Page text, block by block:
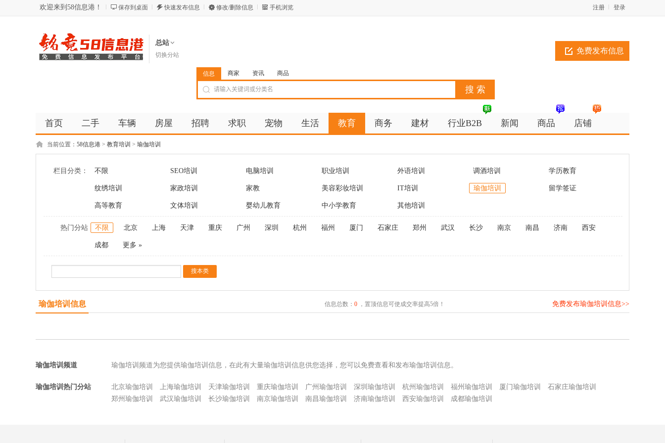
欢迎来到58信息港！ 保存到桌面 快速发布信息 修改/删除信息 手机浏览 登录
注册
总站
切换分站 免费发布信息
信息 商家 资讯 商品
首页 二手 车辆 房屋 招聘 求职 宠物 生活 教育 商务 建材 行业B2B 新闻 商品 店铺
当前位置： 58信息港 > 教育培训 > 瑜伽培训
栏目分类： 不限 SEO培训 电脑培训 职业培训 外语培训 调酒培训 学历教育
纹绣培训 家政培训 家教 美容彩妆培训 IT培训 瑜伽培训 留学签证
高等教育 文体培训 婴幼儿教育 中小学教育 其他培训
热门分站 不限 北京 上海 天津 重庆 广州 深圳 杭州 福州 厦门 石家庄 郑州 武汉 长沙 南京 南昌 济南 西安
成都 更多 »
瑜伽培训信息 信息总数： 0，置顶信息可使成交率提高5倍！ 免费发布瑜伽培训信息>>
瑜伽培训频道 瑜伽培训频道为您提供瑜伽培训信息，在此有大量瑜伽培训信息供您选择，您可以免费查看和发布瑜伽培训信息。
瑜伽培训热门分站 北京瑜伽培训 上海瑜伽培训 天津瑜伽培训 重庆瑜伽培训 广州瑜伽培训 深圳瑜伽培训 杭州瑜伽培训 福州瑜伽培训 厦门瑜伽培训
石家庄瑜伽培训
郑州瑜伽培训
武汉瑜伽培训 长沙瑜伽培训 南京瑜伽培训 南昌瑜伽培训 济南瑜伽培训 西安瑜伽培训 成都瑜伽培训